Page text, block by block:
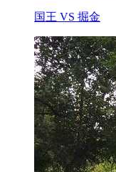
国王 VS 掘金